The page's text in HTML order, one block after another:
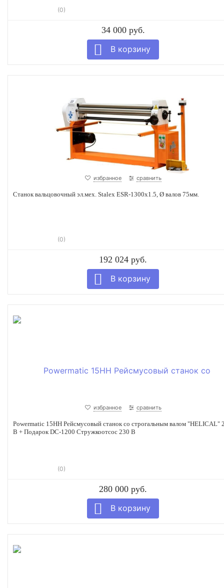
(0)
34 000 руб.
избранное сравнить
Станок вальцовочный эл.мех. Stalex ESR-1300х1.5, Ø валов 75мм.
(0)
192 024 руб.
избранное сравнить
Powermatic 15HH Рейсмусовый станок со строгальным валом "HELICAL"
В + Подарок DC-1200 Стружкоотсос 230 В
(0)
280 000 руб.